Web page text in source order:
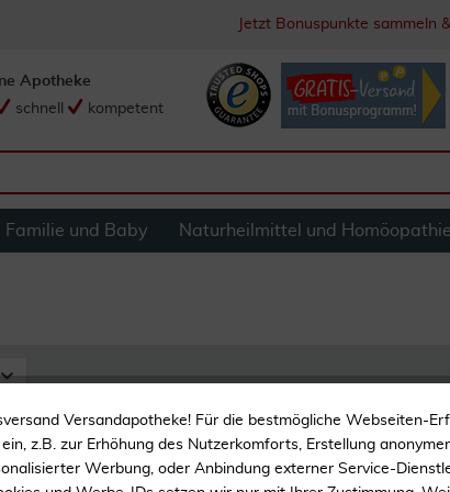
Jetzt Bonuspunkte sammeln
Apotheke
schnell kompetent
Familie und Baby Naturheilmittel und Homöopathie
Versandapotheke! Für die bestmögliche Webseiten-
z.B. zur Erhöhung des Nutzerkomforts, Erstellung
Werbung, oder Anbindung externer Service-